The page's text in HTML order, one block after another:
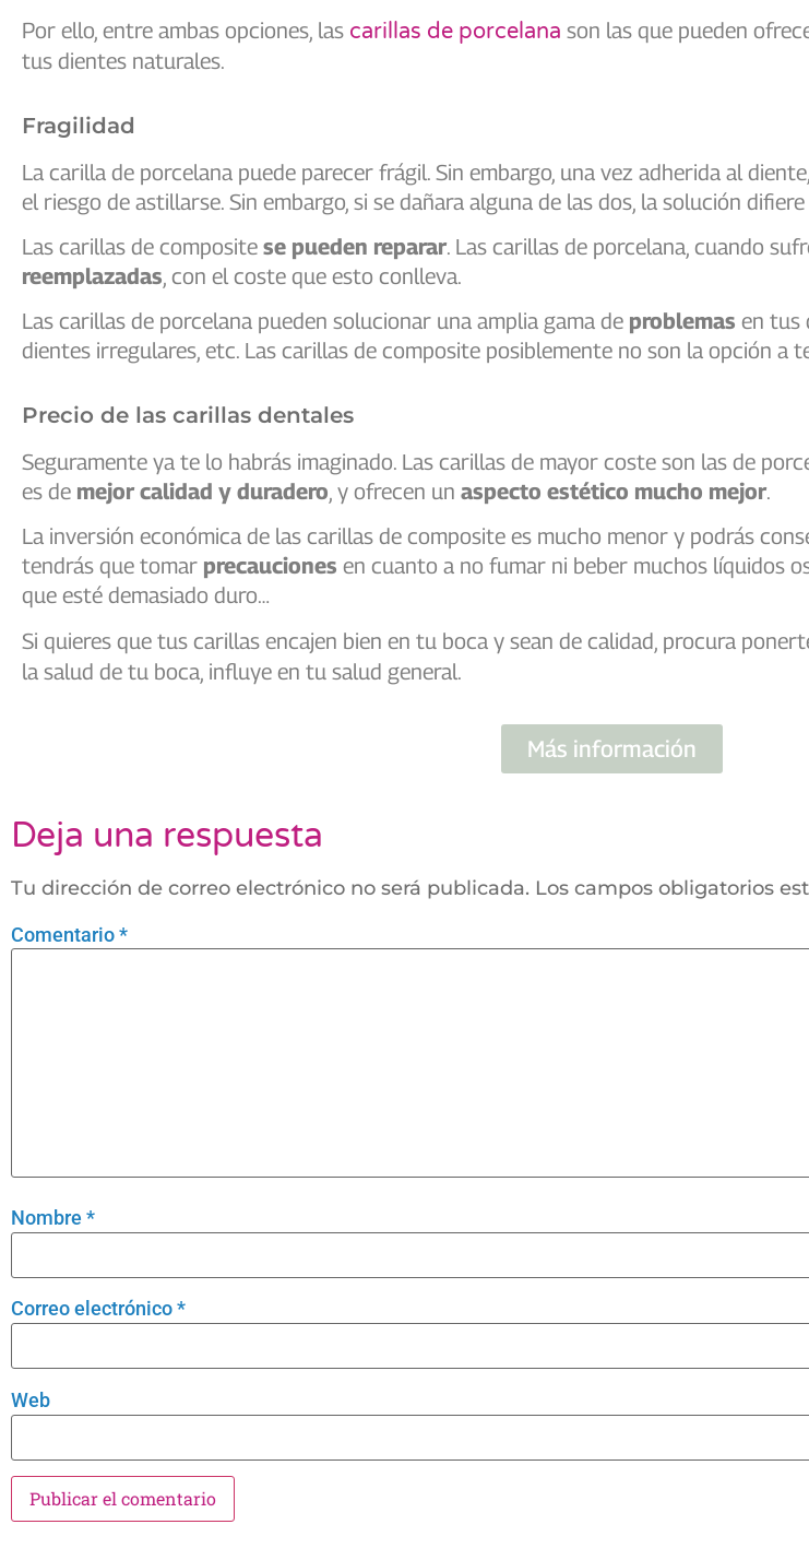
Por ello, entre ambas opciones, las carillas de porcelana son las que pueden
tus dientes naturales.
Fragilidad
La carilla de porcelana puede parecer frágil. Sin embargo, una vez adherida al
el riesgo de astillarse. Sin embargo, si se dañara alguna de las dos, la solución
Las carillas de composite se pueden reparar. Las carillas de porcelana, cuando
reemplazadas, con el coste que esto conlleva.
Las carillas de porcelana pueden solucionar una amplia gama de problemas en tus
dientes irregulares, etc. Las carillas de composite posiblemente no son la opción a
Precio de las carillas dentales
Seguramente ya te lo habrás imaginado. Las carillas de mayor coste son las de
es de mejor calidad y duradero, y ofrecen un aspecto estético mucho mejor.
La inversión económica de las carillas de composite es mucho menor y podrás
tendrás que tomar precauciones en cuanto a no fumar ni beber muchos líquidos
que esté demasiado duro…
Si quieres que tus carillas encajen bien en tu boca y sean de calidad, procura
la salud de tu boca, influye en tu salud general.
Más información
Deja una respuesta
Tu dirección de correo electrónico no será publicada. Los campos obligatorios
Comentario*
Nombre *
Correo electrónico*
Web